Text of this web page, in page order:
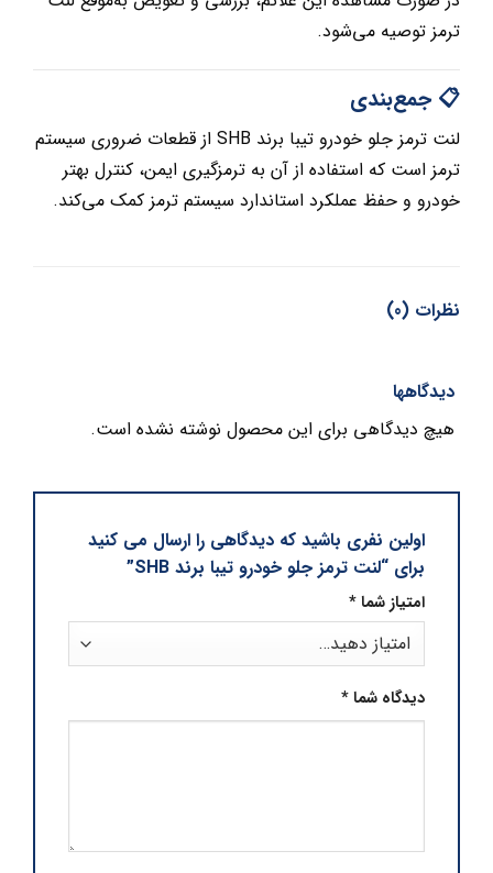
ترمز توصیه می‌شود.
📋 جمع‌بندی
لنت ترمز جلو خودرو تیبا برند SHB از قطعات ضروری سیستم
ترمز است که استفاده از آن به ترمزگیری ایمن، کنترل بهتر
خودرو و حفظ عملکرد استاندارد سیستم ترمز کمک می‌کند.
نظرات (0)
دیدگاهها
هیچ دیدگاهی برای این محصول نوشته نشده است.
اولین نفری باشید که دیدگاهی را ارسال می کنید
برای “لنت ترمز جلو خودرو تیبا برند SHB”
امتیاز شما*
دیدگاه شما*